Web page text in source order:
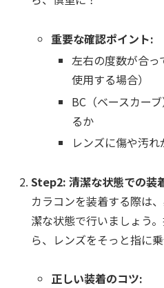
重要な確認ポイント:
左右の度数が合っ
使用する場合）
BC（ベースカー
るか
レンズに傷や汚
Step2: 清潔な状態での装
カラコンを装着する際は
潔な状態で行いましょう
ら、レンズをそっと指に乗
正しい装着のコツ: